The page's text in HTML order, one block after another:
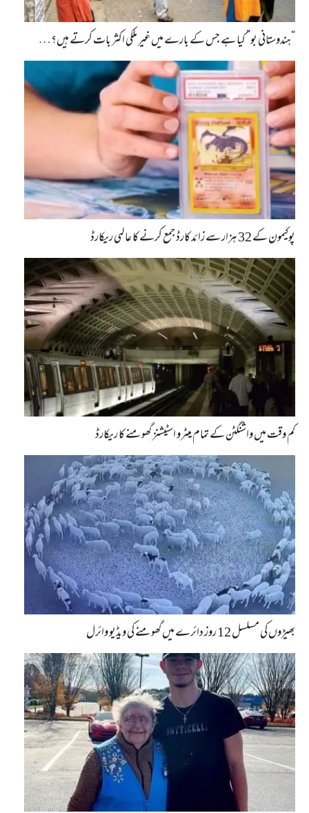
“ہندوستانی بو” کیا ہے جس کے بارے میں غیر ملکی اکثر بات کرتے ہیں؟…
پوکیمون کے 32 ہزار سے زائد کارڈ جمع کرنے کا عالمی ریکارڈ
کم وقت میں واشنگٹن کے تمام میٹرو اسٹیشنز گھومنے کا ریکارڈ
بھیڑوں کی مسلسل 12 روز دائرے میں گھومنے کی ویڈیو وائرل